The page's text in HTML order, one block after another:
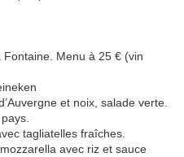
Menu à 25 € (vin
et noix, salade verte.
tagliatelles fraîches.
avec riz et sauce